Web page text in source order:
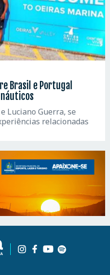
Brasil e Portugal
Luciano Guerra, se
relacionadas